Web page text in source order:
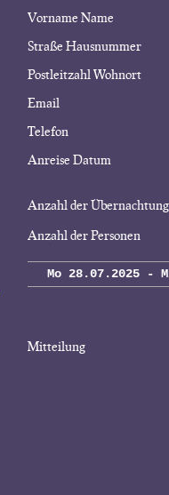
Vorname Name
Straße Hausnummer
Postleitzahl Wohnort
Email
Telefon
Anreise Datum
Anzahl der
Anzahl der Personen
Mo 28.07.2025 -
Mitteilung